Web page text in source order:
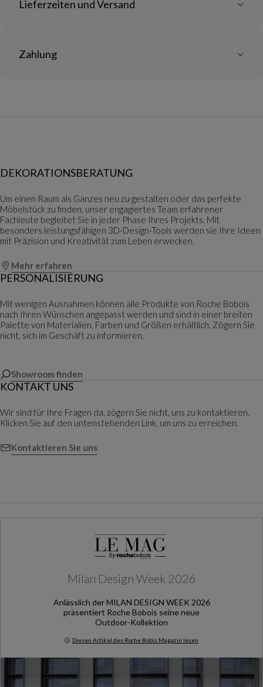
Lieferzeiten und Versand
Zahlung
DEKORATIONSBERATUNG
Um einen Raum als Ganzes neu zu gestalten oder das perfekte
Möbelstück zu finden, unser engagiertes Team erfahrener
Fachleute begleitet Sie in jeder Phase Ihres Projekts. Mit
besonders leistungsfähigen 3D-Design-Tools werden sie Ihre Ideen
mit Präzision und Kreativität zum Leben erwecken.
Mehr erfahren
PERSONALISIERUNG
Mit wenigen Ausnahmen können alle Produkte von Roche Bobois
nach Ihren Wünschen angepasst werden und sind in einer breiten
Palette von Materialien, Farben und Größen erhältlich. Zögern Sie
nicht, sich im Geschäft zu informieren.
Showroom finden
KONTAKT UNS
Wir sind für Ihre Fragen da, zögern Sie nicht, uns zu kontaktieren.
Klicken Sie auf den untenstehenden Link, um uns zu erreichen.
Kontaktieren Sie uns
Milan Design Week 2026
Anlässlich der MILAN DESIGN WEEK 2026
präsentiert Roche Bobois seine neue
Outdoor-Kollektion
Diesen Artikel des Roche Bobis Magazin lesen
Milan Design Week 2026